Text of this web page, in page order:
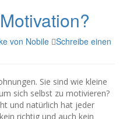
von Nobile Schreibe einen
Sie sind wie kleine
sich selbst zu motivieren?
und natürlich hat jeder
richtig und auch kein